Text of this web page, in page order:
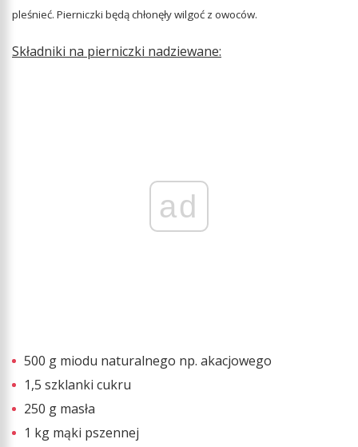
pleśnieć. Pierniczki będą chłonęły wilgoć z owoców.
Składniki na pierniczki nadziewane:
ad
500 g miodu naturalnego np. akacjowego
1,5 szklanki cukru
250 g masła
1 kg mąki pszennej